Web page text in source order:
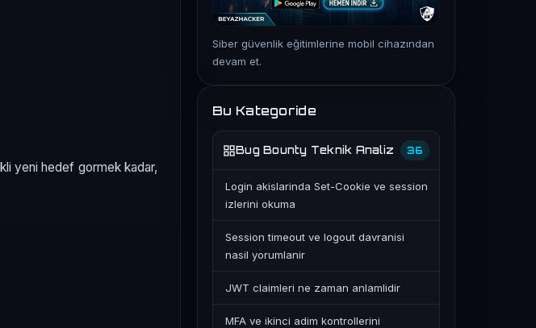
yeni hedef gormek kadar,
Siber güvenlik eğitimlerine mobil cihazından
devam et.
Bu Kategoride
Bug Bounty Teknik Analiz 36
Login akislarinda Set-Cookie ve session
izlerini okuma
Session timeout ve logout davranisi
nasil yorumlanir
JWT claimleri ne zaman anlamlidir
MFA ve ikinci adim kontrollerini